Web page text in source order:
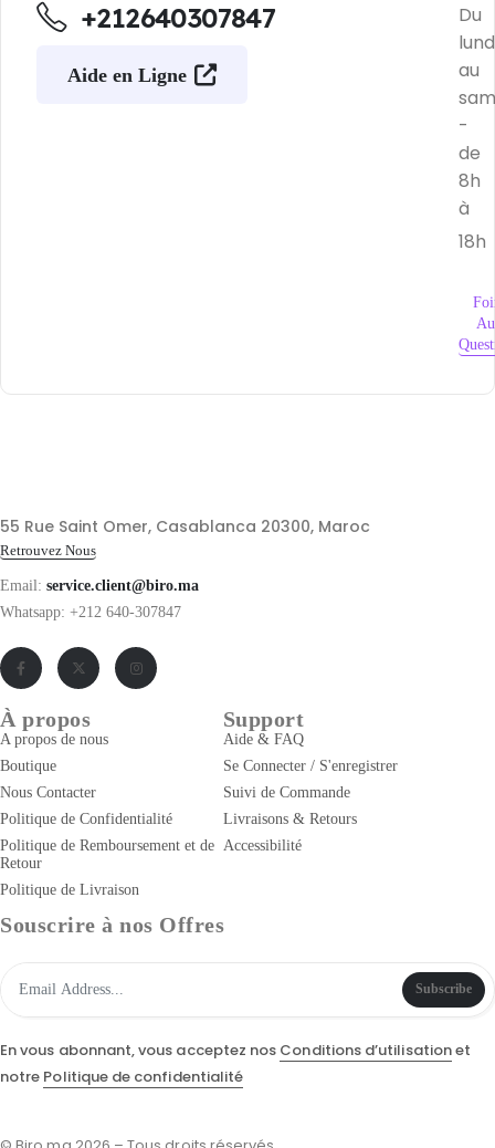
+212640307847
Aide en Ligne
Du
au
-
de
8h
à
18h
55 Rue Saint Omer, Casablanca 20300, Maroc
Retrouvez Nous
Email: service.client@biro.ma
Whatsapp: +212 640-307847
À propos
A propos de nous
Boutique
Nous Contacter
Politique de Confidentialité
Politique de Remboursement et de
Retour
Politique de Livraison
Support
Aide & FAQ
Se Connecter / S'enregistrer
Suivi de Commande
Livraisons & Retours
Accessibilité
Souscrire à nos Offres
Subscribe
En vous abonnant, vous acceptez nos Conditions d’utilisationet
notre Politique de confidentialité